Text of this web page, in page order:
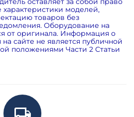
характеристики моделей,
товаров без
Оборудование на
от оригинала. Информация о
сайте не является публичной
положениями Части 2 Статьи